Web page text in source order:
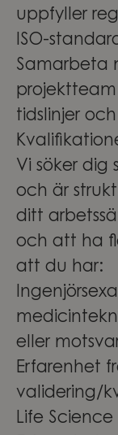
uppfyller
ISO-
Samarbeta
tidslinjer
Vi söker
och är
ditt
och att ha
att du har:
eller
Erfarenhet
validering/
Life Science